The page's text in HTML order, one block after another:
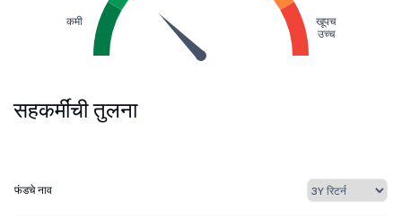
कमी
खूपच
उच्च
सहकर्मींची तुलना
फंडचे नाव